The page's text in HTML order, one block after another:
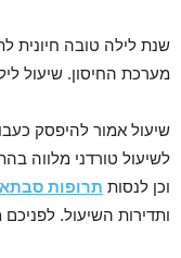
שנת לילה טובה חיונית
מערכת החיסון. שיעול
שיעול אמור להיפסק
לשיעול טורדני מלווה
וכן לנסות תרופות
ותדירות השיעול.